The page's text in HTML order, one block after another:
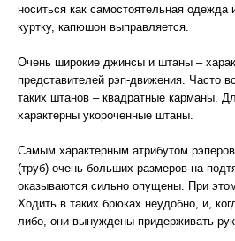
носиться как самостоятельная
куртку, капюшон выправляется.
Очень широкие джинсы и штаны –
представителей рэп-движения. Часто
таких штанов – квадратные карманы.
характерны укороченные штаны.
Самым характерным атрибутом
(труб) очень больших размеров на
оказываются сильно опущены. При
Ходить в таких брюках неудобно, и,
либо, они вынуждены придерживать